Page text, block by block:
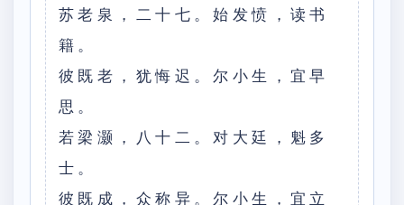
苏老泉，二十七。始发愤，读书
籍。
彼既老，犹悔迟。尔小生，宜早
思。
若梁灏，八十二。对大廷，魁多
士。
彼既成，众称异。尔小生，宜立